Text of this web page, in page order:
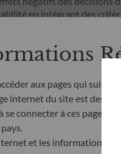
en intégrant des
d'investissement
externe de
aux pages qui
internet du site est
se connecter à ces pages
et les informations